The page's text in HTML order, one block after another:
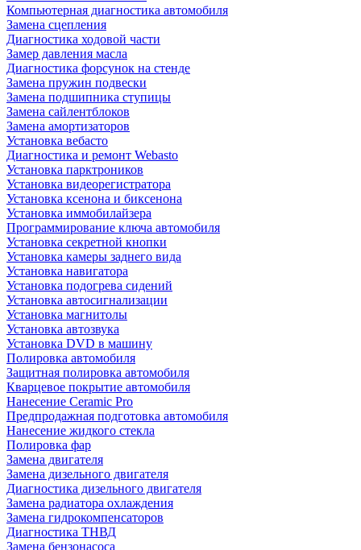
Компьютерная диагностика автомобиля
Замена сцепления
Диагностика ходовой части
Замер давления масла
Диагностика форсунок на стенде
Замена пружин подвески
Замена подшипника ступицы
Замена сайлентблоков
Замена амортизаторов
Установка вебасто
Диагностика и ремонт Webasto
Установка парктроников
Установка видеорегистратора
Установка ксенона и биксенона
Установка иммобилайзера
Программирование ключа автомобиля
Установка секретной кнопки
Установка камеры заднего вида
Установка навигатора
Установка подогрева сидений
Установка автосигнализации
Установка магнитолы
Установка автозвука
Установка DVD в машину
Полировка автомобиля
Защитная полировка автомобиля
Кварцевое покрытие автомобиля
Нанесение Ceramic Pro
Предпродажная подготовка автомобиля
Нанесение жидкого стекла
Полировка фар
Замена двигателя
Замена дизельного двигателя
Диагностика дизельного двигателя
Замена радиатора охлаждения
Замена гидрокомпенсаторов
Диагностика ТНВД
Замена бензонасоса